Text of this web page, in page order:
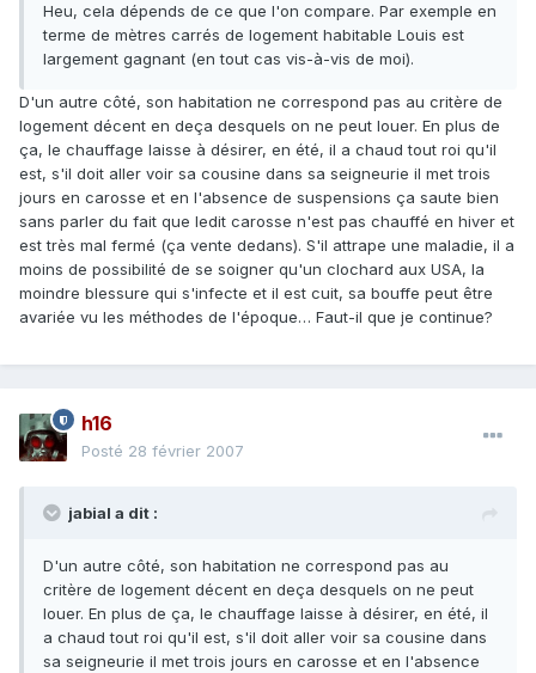
Heu, cela dépends de ce que l'on compare. Par exemple en
terme de mètres carrés de logement habitable Louis est
largement gagnant (en tout cas vis-à-vis de moi).
D'un autre côté, son habitation ne correspond pas au critère de
logement décent en deça desquels on ne peut louer. En plus de
ça, le chauffage laisse à désirer, en été, il a chaud tout roi qu'il
est, s'il doit aller voir sa cousine dans sa seigneurie il met trois
jours en carosse et en l'absence de suspensions ça saute bien
sans parler du fait que ledit carosse n'est pas chauffé en hiver et
est très mal fermé (ça vente dedans). S'il attrape une maladie, il a
moins de possibilité de se soigner qu'un clochard aux USA, la
moindre blessure qui s'infecte et il est cuit, sa bouffe peut être
avariée vu les méthodes de l'époque… Faut-il que je continue?
h16
Posté 28 février 2007
jabial a dit :
D'un autre côté, son habitation ne correspond pas au
critère de logement décent en deça desquels on ne peut
louer. En plus de ça, le chauffage laisse à désirer, en été, il
a chaud tout roi qu'il est, s'il doit aller voir sa cousine dans
sa seigneurie il met trois jours en carosse et en l'absence